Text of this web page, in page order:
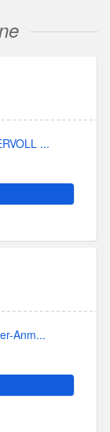
...
Anm...